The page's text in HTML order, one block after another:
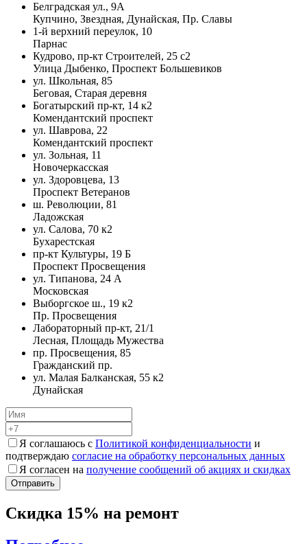
Белградская ул., 9А
Купчино, Звездная, Дунайская, Пр. Славы
1-й верхний переулок, 10
Парнас
Кудрово, пр-кт Строителей, 25 с2
Улица Дыбенко, Проспект Большевиков
ул. Школьная, 85
Беговая, Старая деревня
Богатырский пр-кт, 14 к2
Комендантский проспект
ул. Шаврова, 22
Комендантский проспект
ул. Зольная, 11
Новочеркасская
ул. Здоровцева, 13
Проспект Ветеранов
ш. Революции, 81
Ладожская
ул. Салова, 70 к2
Бухарестская
пр-кт Культуры, 19 Б
Проспект Просвещения
ул. Типанова, 24 А
Московская
Выборгское ш., 19 к2
Пр. Просвещения
Лабораторный пр-кт, 21/1
Лесная, Площадь Мужества
пр. Просвещения, 85
Гражданский пр.
ул. Малая Балканская, 55 к2
Дунайская
Я соглашаюсь с Политикой конфиденциальности и
подтверждаю согласие на обработку персональных данных
Я согласен на получение сообщений об акциях и скидках
Скидка 15% на ремонт